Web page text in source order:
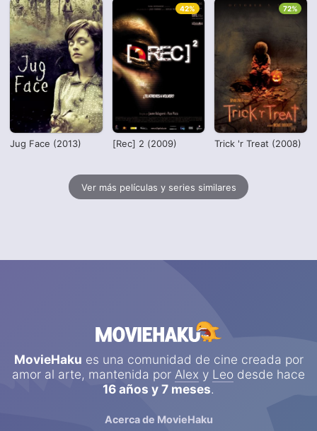
Jug Face (2013) [Rec] 2 (2009)
42%
Trick 'r Treat (2008)
72%
Ver más películas y series similares
MovieHaku es una comunidad de cine creada por
amor al arte, mantenida por Alex y Leo desde hace
16 años y 7 meses.
Acerca de MovieHaku